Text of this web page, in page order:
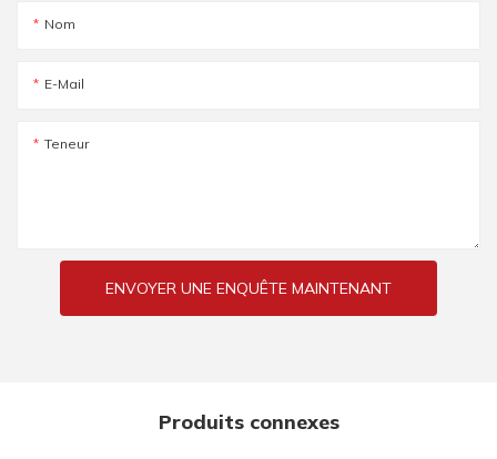
Nom
E-Mail
Teneur
ENVOYER UNE ENQUÊTE MAINTENANT
Produits connexes